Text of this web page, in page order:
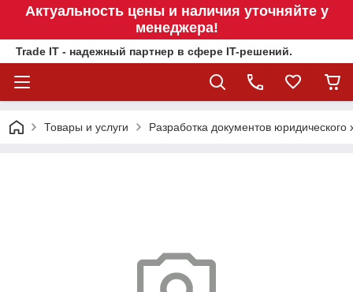
Актуальность цены и наличия уточняйте у
менеджера!
Trade IT - надежный партнер в сфере IT-решений.
Товары и услуги Разработка документов